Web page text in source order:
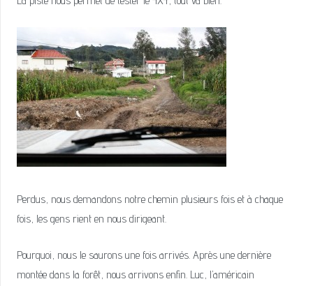
Perdus, nous demandons notre chemin plusieurs fois et à chaque
fois, les gens rient en nous dirigeant.
Pourquoi, nous le saurons une fois arrivés. Après une dernière
montée dans la forêt, nous arrivons enfin. Luc, l’américain